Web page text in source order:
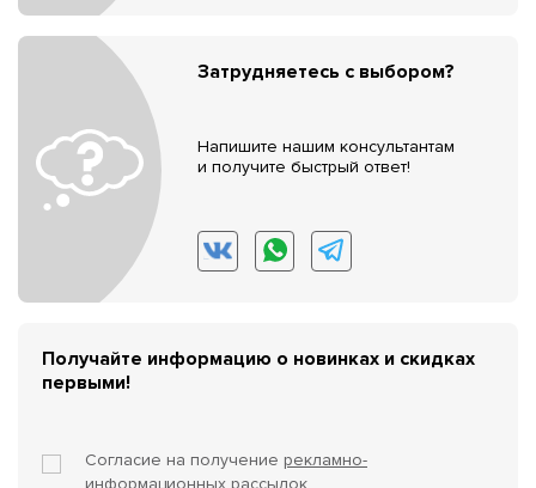
Затрудняетесь с выбором?
Напишите нашим консультантам
и получите быстрый ответ!
Получайте информацию о новинках и скидках
первыми!
Согласие на получение рекламно-